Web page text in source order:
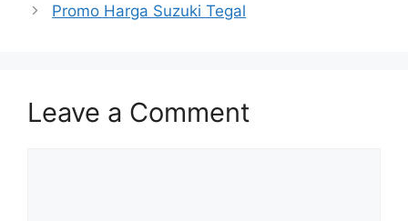
Promo Harga Suzuki Tegal
Leave a Comment